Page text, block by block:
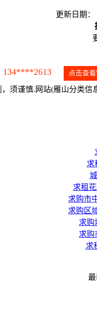
更新日期
134****2613 点击查
须谨慎.网站(雁山分类信
求
求租
求购市
求购区
求购
求购
求